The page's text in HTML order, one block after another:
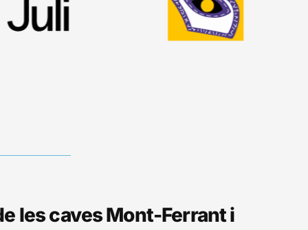
les caves Mont-Ferrant i